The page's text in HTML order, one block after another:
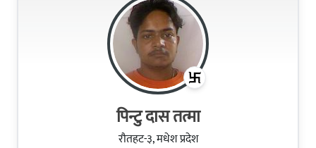
पिन्टु दास तत्मा
रौतहट-३, मधेश प्रदेश